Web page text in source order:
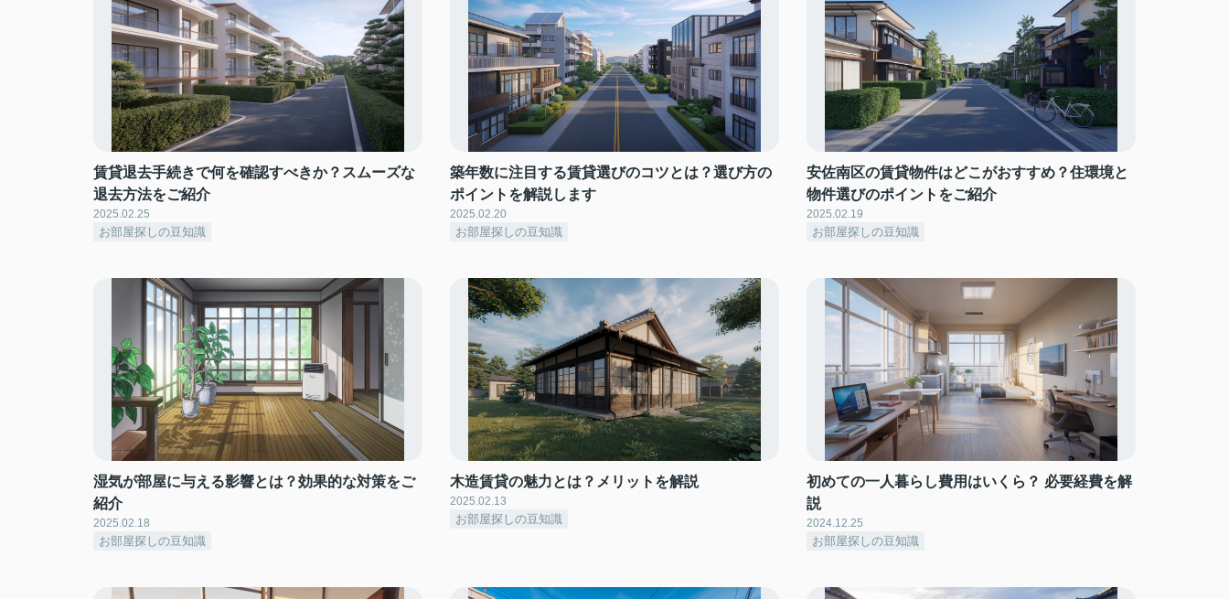
賃貸退去手続きで何を確認すべきか？スムーズな
退去方法をご紹介
2025.02.25
お部屋探しの豆知識
築年数に注目する賃貸選びのコツとは？選び方の
ポイントを解説します
2025.02.20
お部屋探しの豆知識
安佐南区の賃貸物件はどこがおすすめ？住環境と
物件選びのポイントをご紹介
2025.02.19
お部屋探しの豆知識
湿気が部屋に与える影響とは？効果的な対策をご
紹介
2025.02.18
お部屋探しの豆知識
木造賃貸の魅力とは？メリットを解説
2025.02.13
お部屋探しの豆知識
初めての一人暮らし費用はいくら？ 必要経費を解
説
2024.12.25
お部屋探しの豆知識